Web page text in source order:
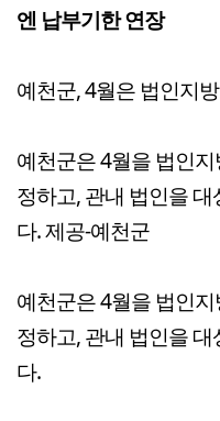
엔 납부기한 연장
예천군, 4월은 법인지
예천군은 4월을 법인
정하고, 관내 법인을
다. 제공-예천군
예천군은 4월을 법인
정하고, 관내 법인을
다.